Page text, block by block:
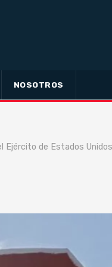
NOSOTROS
Ejército de Estados Unidos